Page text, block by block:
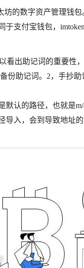
坊的数字资产管理钱
于支付宝钱包，
看出助记词的重要
份助记词。2，手抄
认的路径，也就是m/
导入，会到导致地址